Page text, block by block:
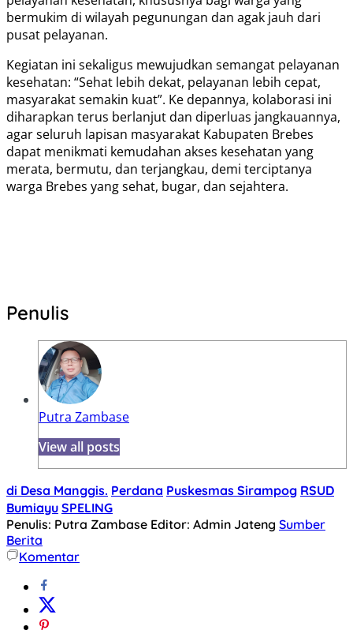
bermukim di wilayah pegunungan dan agak jauh dari
pusat pelayanan.
Kegiatan ini sekaligus mewujudkan semangat pelayanan
kesehatan: “Sehat lebih dekat, pelayanan lebih cepat,
masyarakat semakin kuat”. Ke depannya, kolaborasi ini
diharapkan terus berlanjut dan diperluas jangkauannya,
agar seluruh lapisan masyarakat Kabupaten Brebes
dapat menikmati kemudahan akses kesehatan yang
merata, bermutu, dan terjangkau, demi terciptanya
warga Brebes yang sehat, bugar, dan sejahtera.
Penulis
Putra Zambase
View all posts
di Desa Manggis. Perdana Puskesmas Sirampog RSUD
Bumiayu SPELING
Penulis: Putra Zambase Editor: Admin Jateng Sumber
Berita
Komentar